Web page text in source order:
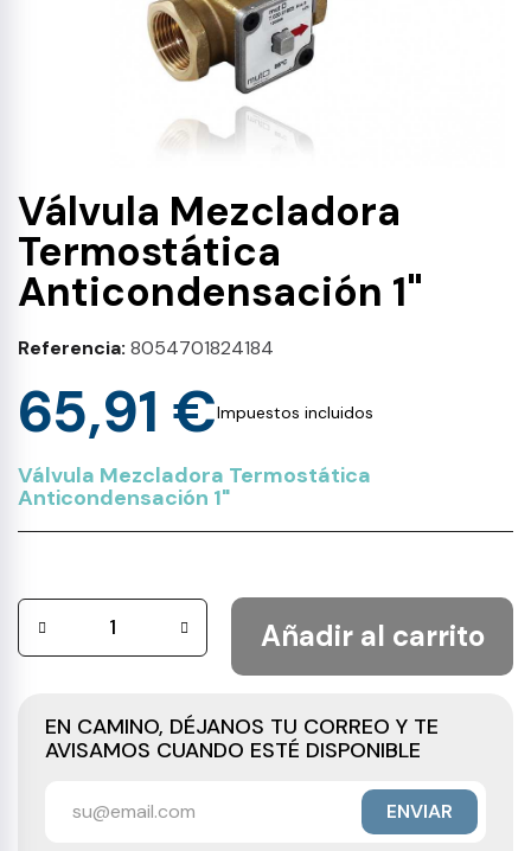
Válvula Mezcladora
Termostática
Anticondensación 1"
Referencia 8054701824184
65,91 €Impuestos incluidos
Válvula Mezcladora Termostática
Anticondensación 1"
Añadir al carrito
EN CAMINO, DÉJANOS TU CORREO Y TE
AVISAMOS CUANDO ESTÉ DISPONIBLE
ENVIAR